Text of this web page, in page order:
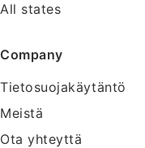
All states
Company
Tietosuojakäytäntö
Meistä
Ota yhteyttä